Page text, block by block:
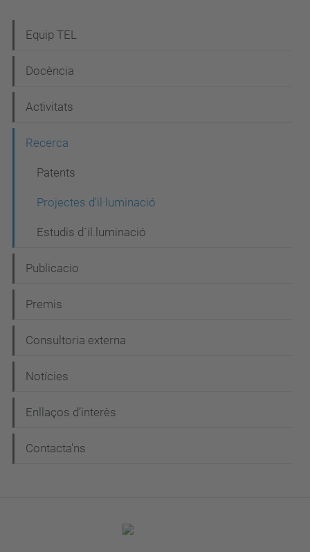
a
v
g
Equip TEL
Docència
Activitats
Recerca
Patents
Projectes d'il·luminació
Estudis d´il.luminació
Publicacio
Premis
Consultoria externa
Notícies
Enllaços d’interès
Contacta'ns